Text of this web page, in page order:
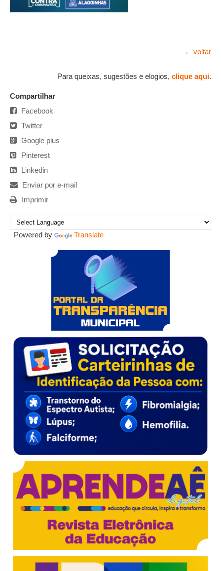
← voltar
Para queixas, sugestões e elogios, clique aqui.
Compartilhar
Facebook
Twitter
Google plus
Pinterest
Linkedin
Enviar por e-mail
Imprimir
Powered by Translate